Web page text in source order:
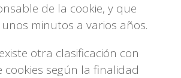
de la cookie, y que
minutos a varios años.
otra clasificación con
cookies según la finalidad